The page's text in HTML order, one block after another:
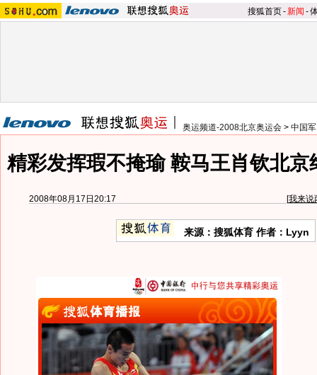
搜狐首页-新闻 -
奥运频道-2008北京奥运会 > 中国
精彩发挥瑕不掩瑜 鞍马王肖钦北京
2008年08月17日20:17 [我来说
来源：搜狐体育 作者：Lyyn